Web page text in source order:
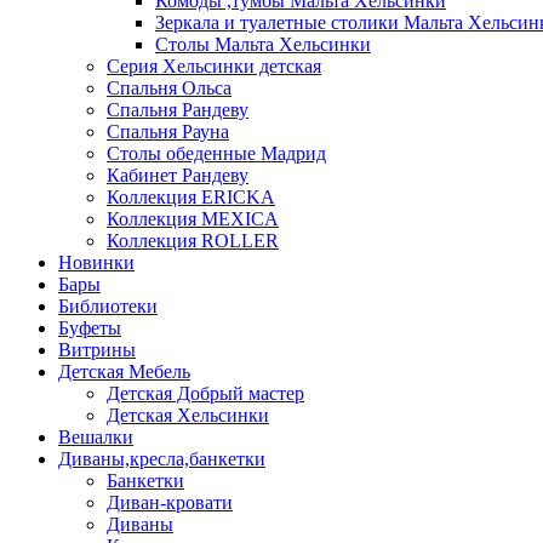
Зеркала и туалетные столики Мальта
Столы Мальта Хельсинки
Серия Хельсинки детская
Спальня Ольса
Спальня Рандеву
Спальня Рауна
Столы обеденные Мадрид
Кабинет Рандеву
Коллекция ERICKA
Коллекция MEXICA
Коллекция ROLLER
Новинки
Бары
Библиотеки
Буфеты
Витрины
Детская Мебель
Детская Добрый мастер
Детская Хельсинки
Вешалки
Диваны,кресла,банкетки
Банкетки
Диван-кровати
Диваны